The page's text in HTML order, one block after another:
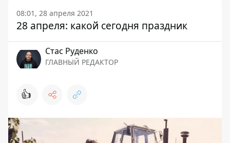
08:01, 28 апреля 2021
28 апреля: какой сегодня праздник
Стаc Руденко
ГЛАВНЫЙ РЕДАКТОР
👍